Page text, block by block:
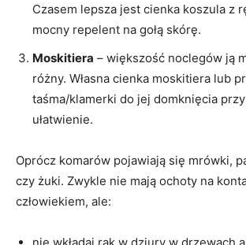
Czasem lepsza jest cienka koszula z
mocny repelent na gołą skórę.
Moskitiera – większość noclegów ją
różny. Własna cienka moskitiera lub
taśma/klamerki do jej domknięcia
ułatwienie.
Oprócz komarów pojawiają się mrówki,
czy żuki. Zwykle nie mają ochoty na
człowiekiem, ale:
nie wkładaj rąk w dziury w drzewach